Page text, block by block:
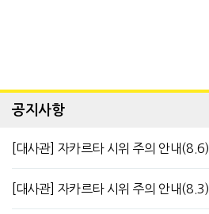
공지사항
[대사관] 자카르타 시위 주의 안내(8.6)
[대사관] 자카르타 시위 주의 안내(8.3)